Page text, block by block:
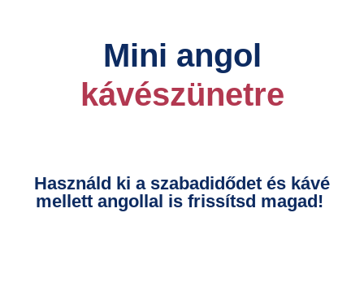
Mini angol
kávészünetre
Használd ki a szabadidődet és kávé
mellett angollal is frissítsd magad!